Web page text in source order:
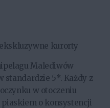
kurorty
Malediwów
standardzie 5*. Każdy z
w otoczeniu
piaskiem o konsystencji